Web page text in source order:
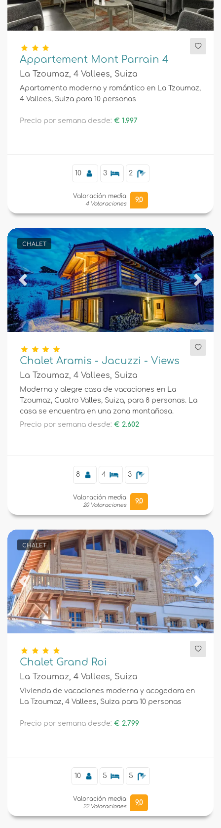
Appartement Mont Parrain 4
La Tzoumaz, 4 Vallees, Suiza
Apartamento moderno y romántico en La Tzoumaz,
4 Vallees, Suiza para 10 personas
Precio por semana desde: € 1.997
10 3 2
Valoración media
4 Valoraciones
9,0
CHALET
Previous Next
Chalet Aramis - Jacuzzi - Views
La Tzoumaz, 4 Vallees, Suiza
Moderna y alegre casa de vacaciones en La
Tzoumaz, Cuatro Valles, Suiza, para 8 personas. La
casa se encuentra en una zona montañosa.
Precio por semana desde: € 2.602
8 4 3
Valoración media
20 Valoraciones
9,0
CHALET
Previous Next
Chalet Grand Roi
La Tzoumaz, 4 Vallees, Suiza
Vivienda de vacaciones moderna y acogedora en
La Tzoumaz, 4 Vallees, Suiza para 10 personas
Precio por semana desde: € 2.799
10 5 5
Valoración media
22 Valoraciones
9,0